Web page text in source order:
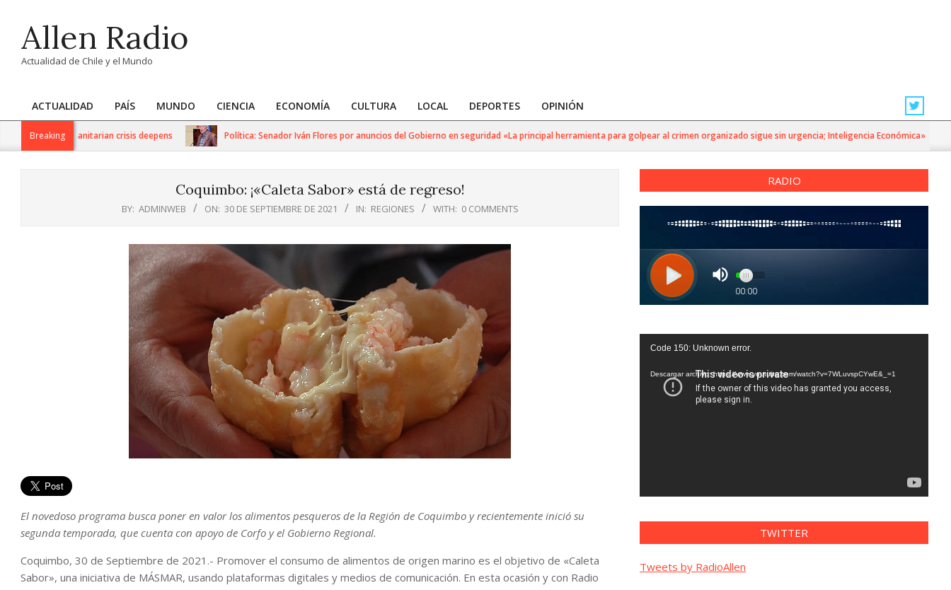
contentAllen Radio
Actualidad de Chile y el Mundo
Primary
Navigation
ACTUALIDAD PAÍS MUNDO CIENCIA ECONOMÍA CULTURA LOCAL DEPORTES OPINIÓN
Breaking
as humanitarian crisis deepens Política: Senador Iván Flores por anuncios del Gobierno en seguridad «La principal herramienta para golpear al crimen organizado sigue sin urgencia; Inteligencia Económica»
Coquimbo: ¡«Caleta Sabor» está de regreso!
BY: ADMINWEB ON: 30 DE SEPTIEMBRE DE 2021 IN: REGIONES WITH: 0 COMMENTS
El novedoso programa busca poner en valor los alimentos pesqueros de la Región de Coquimbo y recientemente inició su
segunda temporada, que cuenta con apoyo de Corfo y el Gobierno Regional.
Coquimbo, 30 de Septiembre de 2021.- Promover el consumo de alimentos de origen marino es el objetivo de «Caleta
Sabor», una iniciativa de MÁSMAR, usando plataformas digitales y medios de comunicación. En esta ocasión y con Radio
RADIO
Reproductor
vídeo
Code 150: Unknown error.
Descargar archivo: https://www.youtube.com/watch?v=7WLuvspCYwE&_=1
TWITTER
Tweets by RadioAllen